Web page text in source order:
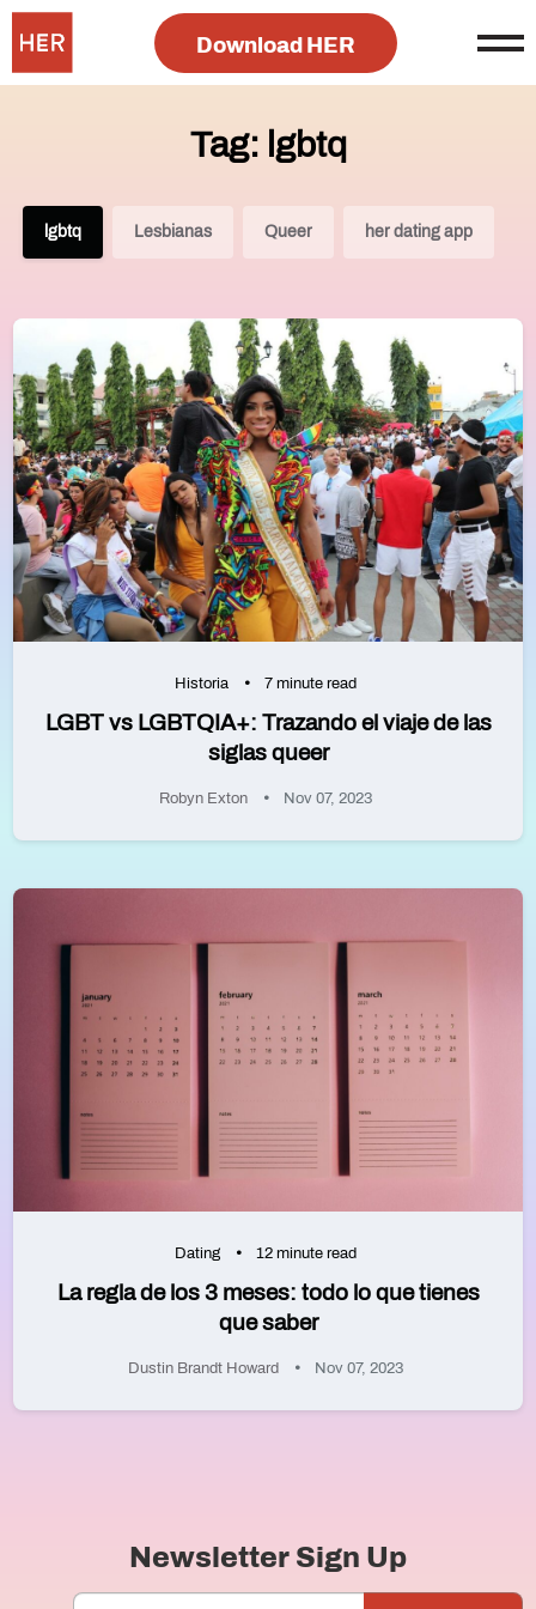
Download HER
Tag: lgbtq
lgbtq Lesbianas Queer her dating app
Historia 7 minute read
LGBT vs LGBTQIA+: Trazando el viaje de las
siglas queer
Robyn Exton Nov 07, 2023
Dating 12 minute read
La regla de los 3 meses: todo lo que tienes
que saber
Dustin Brandt Howard Nov 07, 2023
Newsletter Sign Up